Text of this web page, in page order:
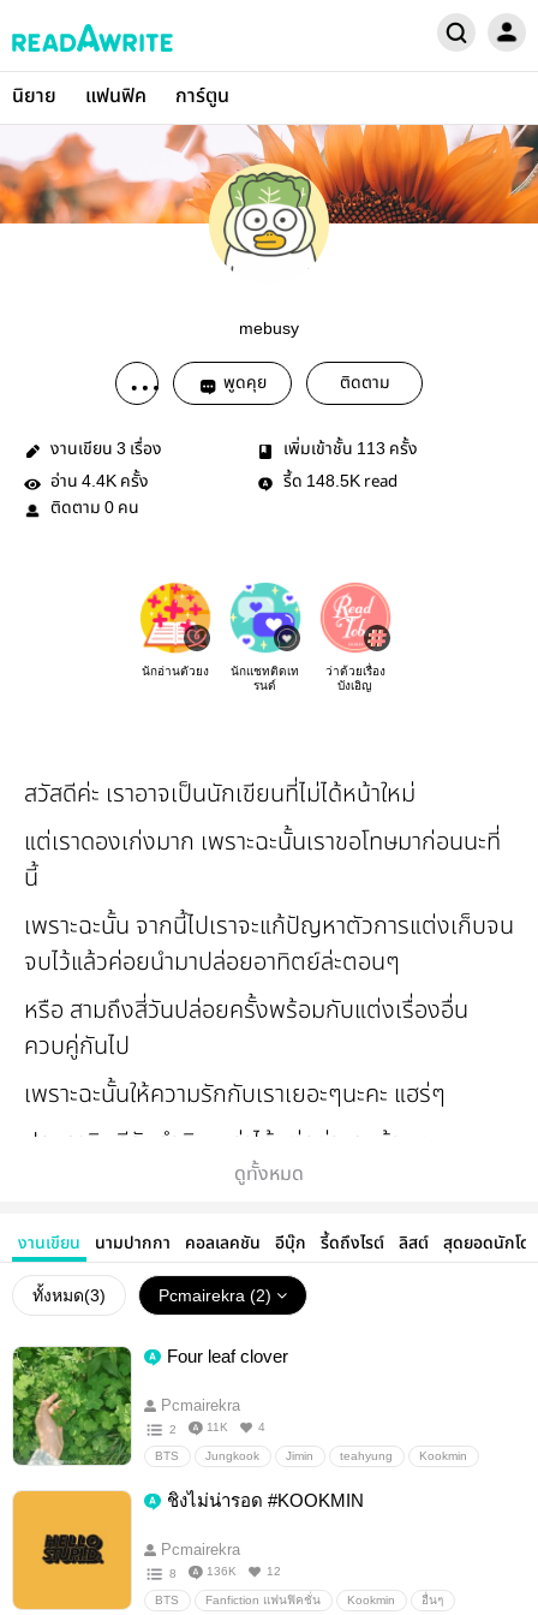
นิยาย แฟนฟิค การ์ตูน
mebusy
พูดคุย ติดตาม
งานเขียน 3 เรื่อง เพิ่มเข้าชั้น 113 ครั้ง
อ่าน 4.4K ครั้ง รี้ด 148.5K read
ติดตาม 0 คน
นักอ่านตัวยง
นักแชทติดเท
รนด์
ว่าด้วยเรื่อง
บังเอิญ
สวัสดีค่ะ เราอาจเป็นนักเขียนที่ไม่ได้หน้าใหม่
แต่เราดองเก่งมาก เพราะฉะนั้นเราขอโทษมาก่อนนะที่
นี้
เพราะฉะนั้น จากนี้ไปเราจะแก้ปัญหาตัวการแต่งเก็บจน
จบไว้แล้วค่อยนำมาปล่อยอาทิตย์ล่ะตอนๆ
หรือ สามถึงสี่วันปล่อยครั้งพร้อมกับแต่งเรื่องอื่น
ควบคู่กันไป
เพราะฉะนั้นให้ความรักกับเราเยอะๆนะคะ แฮร่ๆ
ปล.เรายินดีรับคำติชม ด่าได้แต่อย่าแรงน้า แง
ดูทั้งหมด
งานเขียน นามปากกา คอลเลคชัน อีบุ๊ก รี้ดถึงไรต์ ลิสต์ สุดยอดนักโด
ทั้งหมด(3) Pcmairekra (2)
Four leaf clover
Pcmairekra
2 11K 4
BTS Jungkook Jimin teahyung Kookmin
ชิงไม่น่ารอด #KOOKMIN
Pcmairekra
8 136K 12
BTS Fanfiction แฟนฟิคชั่น Kookmin อื่นๆ